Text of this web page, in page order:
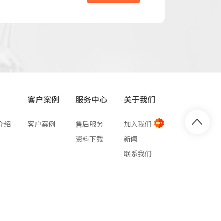
绍
客户案例
客户案例
服务中心
售后服务
资料下载
关于我们
加入我们
新闻
联系我们